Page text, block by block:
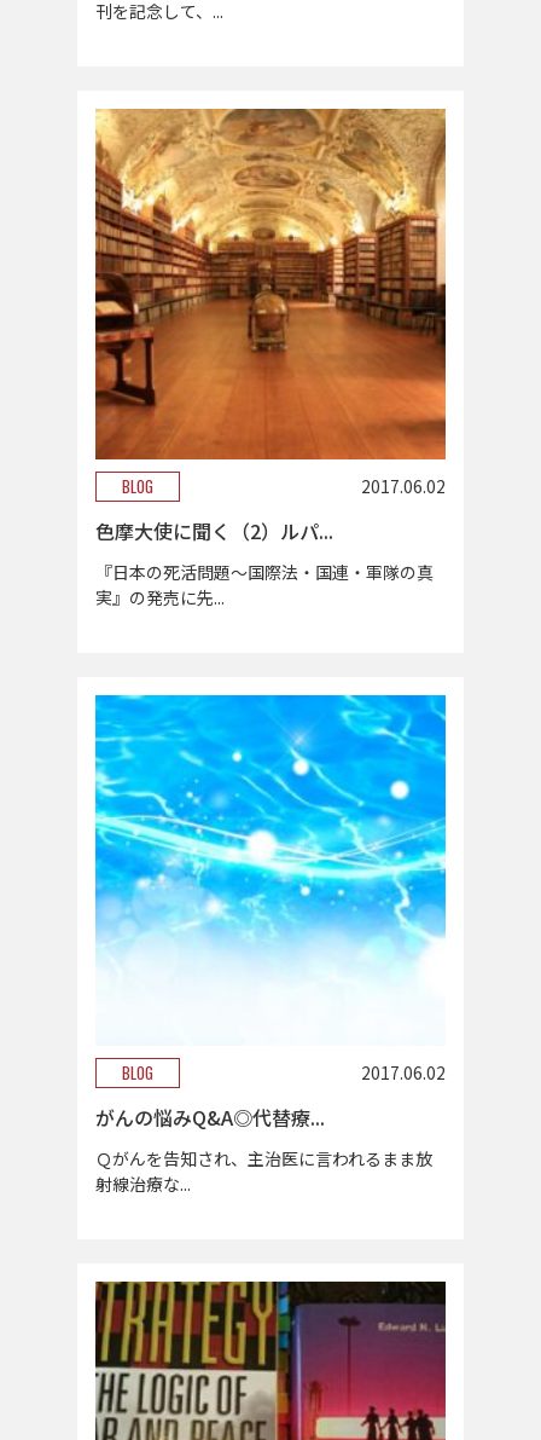
刊を記念して、...
BLOG 2017.06.02
色摩大使に聞く（2）ルパ...
『日本の死活問題～国際法・国連・軍隊の真
実』の発売に先...
BLOG 2017.06.02
がんの悩みQ&A◎代替療...
Ｑがんを告知され、主治医に言われるまま放
射線治療な...